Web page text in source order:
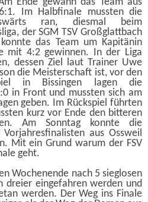
Ende gewann das Team aus
Im Halbfinale mussten die
ran, diesmal beim
der SGM TSV Großglattbach
das Team um Kapitänin
mit 4:2 gewinnen. In der Liga
dessen Ziel laut Trainer Uwe
die Meisterschaft ist, vor den
in Bissingen lagen die
in Front und mussten sich am
geben. Im Rückspiel führten
kurz vor Ende den bitteren
Am Sonntag konnte die
aus Ossweil
Mit ein Grund warum der FSV
geht.
Wochenende nach 5 sieglosen
dreier eingefahren werden und
werden. Der Weg ins Finale